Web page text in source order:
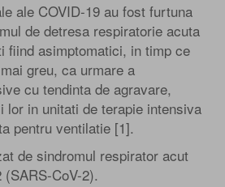
ale COVID-19 au fost furtuna
de detresa respiratorie acuta
fiind asimptomatici, in timp ce
greu, ca urmare a
cu tendinta de agravare,
lor in unitati de terapie intensiva
pentru ventilatie [1].
de sindromul respirator acut
CoV-2).